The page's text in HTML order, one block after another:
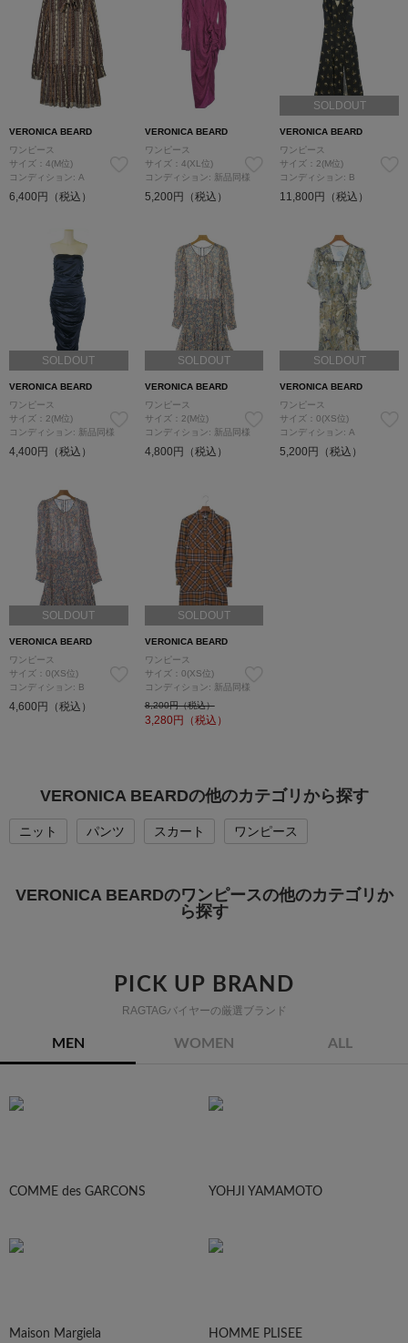
VERONICA BEARD
ワンピース
サイズ：4(M位)
コンディション: A
6,400円（税込）
VERONICA BEARD
ワンピース
サイズ：4(XL位)
コンディション: 新品同様
5,200円（税込）
SOLDOUT
VERONICA BEARD
ワンピース
サイズ：2(M位)
コンディション: B
11,800円（税込）
SOLDOUT
VERONICA BEARD
ワンピース
サイズ：2(M位)
コンディション: 新品同様
4,400円（税込）
SOLDOUT
VERONICA BEARD
ワンピース
サイズ：2(M位)
コンディション: 新品同様
4,800円（税込）
SOLDOUT
VERONICA BEARD
ワンピース
サイズ：0(XS位)
コンディション: A
5,200円（税込）
SOLDOUT
VERONICA BEARD
ワンピース
サイズ：0(XS位)
コンディション: B
4,600円（税込）
SOLDOUT
VERONICA BEARD
ワンピース
サイズ：0(XS位)
コンディション: 新品同様
8,200円（税込）
3,280円（税込）
VERONICA BEARDの他のカテゴリから探す
ニット パンツ スカート ワンピース
VERONICA BEARDのワンピースの他のカテゴリか
ら探す
PICK UP BRAND
RAGTAGバイヤーの厳選ブランド
MEN WOMEN ALL
COMME des GARCONS YOHJI YAMAMOTO
Maison Margiela HOMME PLISEE